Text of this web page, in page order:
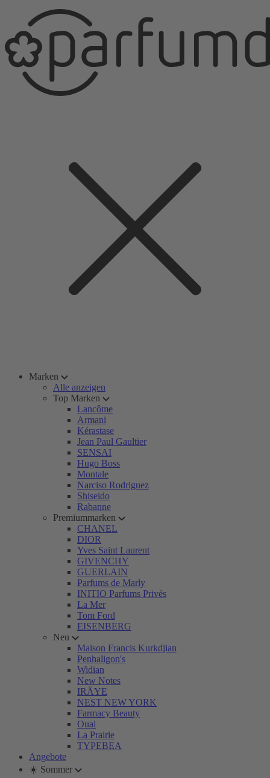
Marken
Alle anzeigen
Top Marken
Lancôme
Armani
Kérastase
Jean Paul Gaultier
SENSAI
Hugo Boss
Montale
Narciso Rodriguez
Shiseido
Rabanne
Premiummarken
CHANEL
DIOR
Yves Saint Laurent
GIVENCHY
GUERLAIN
Parfums de Marly
INITIO Parfums Privés
La Mer
Tom Ford
EISENBERG
Neu
Maison Francis Kurkdjian
Penhaligon's
Widian
New Notes
IRÄYE
NEST NEW YORK
Farmacy Beauty
Ouai
La Prairie
TYPEBEA
Angebote
☀️ Sommer